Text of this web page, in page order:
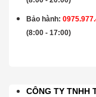
Bảo hành:
(8:00 - 17:00)
CÔNG TY TNHH